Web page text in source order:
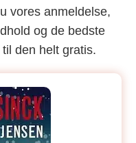
vores anmeldelse,
og de bedste
den helt gratis.